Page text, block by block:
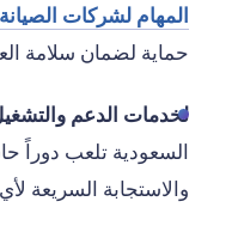
المهام لشركات
حماية لضمان سلامة
لخدمات الدعم
السعودية تلعب دوراً
والاستجابة السريعة